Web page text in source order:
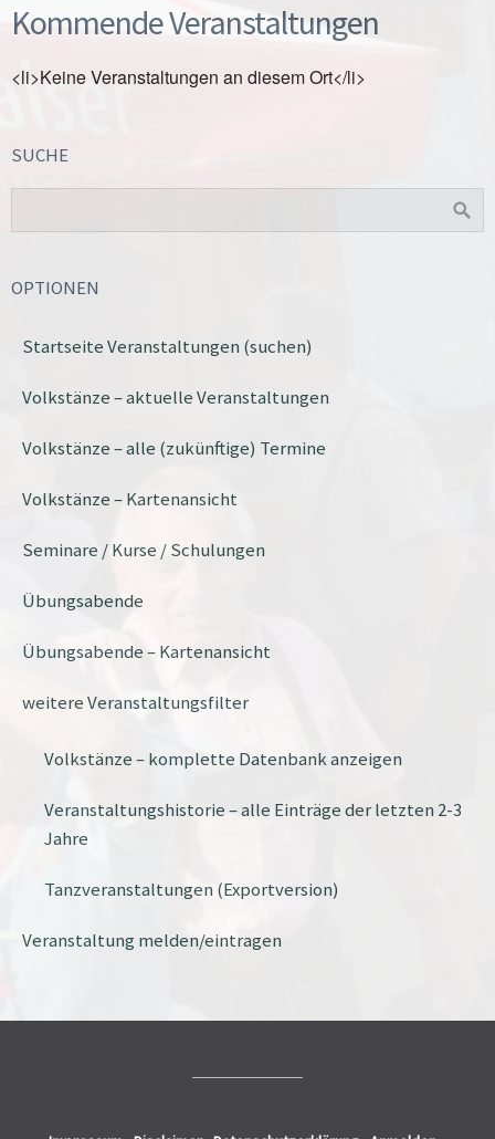
Kommende Veranstaltungen
<li>Keine Veranstaltungen an diesem Ort</li>
SUCHE
OPTIONEN
Startseite Veranstaltungen (suchen)
Volkstänze – aktuelle Veranstaltungen
Volkstänze – alle (zukünftige) Termine
Volkstänze – Kartenansicht
Seminare / Kurse / Schulungen
Übungsabende
Übungsabende – Kartenansicht
weitere Veranstaltungsfilter
Volkstänze – komplette Datenbank anzeigen
Veranstaltungshistorie – alle Einträge der letzten 2-3
Jahre
Tanzveranstaltungen (Exportversion)
Veranstaltung melden/eintragen